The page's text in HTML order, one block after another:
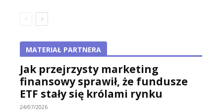
MATERIAŁ PARTNERA
Jak przejrzysty marketing
finansowy sprawił, że fundusze
ETF stały się królami rynku
24/07/2026